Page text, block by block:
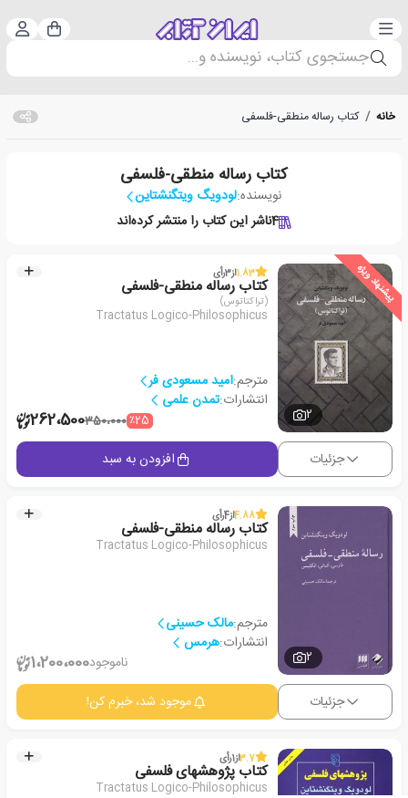
دسته‌بندی سبد
جستجوی کتاب، نویسنده و...
خانه / کتاب رساله منطقی-فلسفی
کتاب رساله منطقی-فلسفی
نویسنده:لودویگ ویتگنشتاین
4ناشر این کتاب را منتشر کرده‌اند
پیشنهاد ویژه
2
1.83از3رأی
کتاب رساله منطقی-فلسفی
(تراکتاتوس)
Tractatus Logico-Philosophicus
مترجم:امید مسعودی فر
انتشارات:تمدن علمی
٪25350،000262،500
جزئیات افزودن به سبد
2
4.88از4رأی
کتاب رساله منطقی-فلسفی
Tractatus Logico-Philosophicus
مترجم:مالک حسینی
انتشارات:هرمس
ناموجود1،200،000
جزئیات موجود شد، خبرم کن!
3.7از1رأی
کتاب پژوهشهای فلسفی
Tractatus Logico-Philosophicus